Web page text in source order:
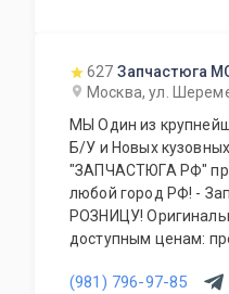
627 Запчастюга
Москва, ул.
МЫ Один из
Б/У и Новых
"ЗАПЧАСТЮГА РФ"
любой город РФ! -
РОЗНИЦУ!
доступным ценам:
фонари, подвеску, крылья передние и задние,
(981) 796-97-85